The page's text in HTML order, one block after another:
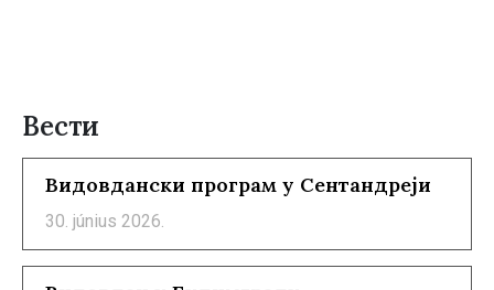
Вести
Видовдански програм у Сентандреји
30. június 2026.